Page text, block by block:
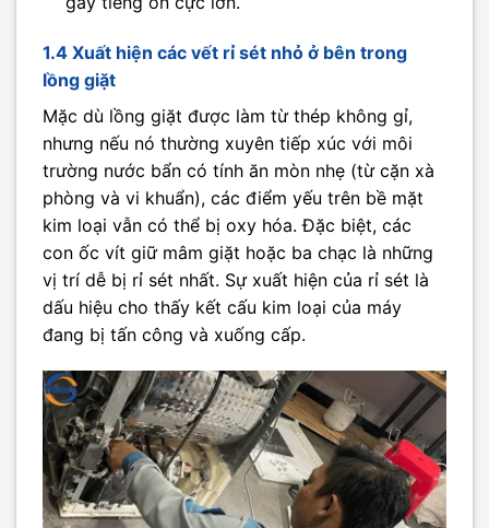
1.4 Xuất hiện các vết rỉ sét nhỏ ở bên trong
lồng giặt
Mặc dù lồng giặt được làm từ thép không gỉ,
nhưng nếu nó thường xuyên tiếp xúc với môi
trường nước bẩn có tính ăn mòn nhẹ (từ cặn xà
phòng và vi khuẩn), các điểm yếu trên bề mặt
kim loại vẫn có thể bị oxy hóa. Đặc biệt, các
con ốc vít giữ mâm giặt hoặc ba chạc là những
vị trí dễ bị rỉ sét nhất. Sự xuất hiện của rỉ sét là
dấu hiệu cho thấy kết cấu kim loại của máy
đang bị tấn công và xuống cấp.